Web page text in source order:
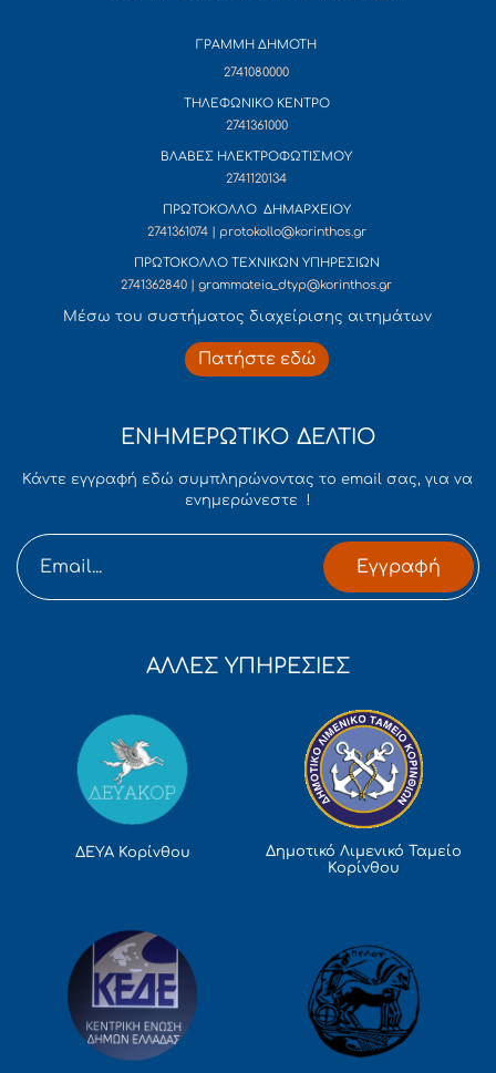
ΓΡΑΜΜΗ ΔΗΜΟΤΗ
2741080000
ΤΗΛΕΦΩΝΙΚΟ ΚΕΝΤΡΟ
2741361000
ΒΛΑΒΕΣ ΗΛΕΚΤΡΟΦΩΤΙΣΜΟΥ
2741120134
ΠΡΩΤΟΚΟΛΛΟ ΔΗΜΑΡΧΕΙΟΥ
2741361074 | protokollo@korinthos.gr
ΠΡΩΤΟΚΟΛΛΟ ΤΕΧΝΙΚΩΝ ΥΠΗΡΕΣΙΩΝ
2741362840 | grammateia_dtyp@korinthos.gr
Mέσω του συστήματος διαχείρισης αιτημάτων
Πατήστε εδώ
ΕΝΗΜΕΡΩΤΙΚΟ ΔΕΛΤΙΟ
Κάντε εγγραφή εδώ συμπληρώνοντας το email σας, για να
ενημερώνεστε !
Εγγραφή
ΑΛΛΕΣ ΥΠΗΡΕΣΙΕΣ
ΔΕΥΑ Κορίνθου
Δημοτικό Λιμενικό Ταμείο
Κορίνθου